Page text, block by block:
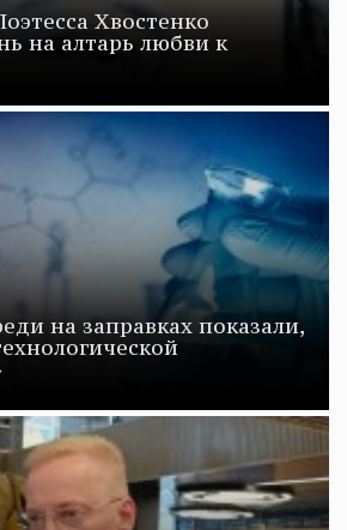
Хвостенко
на алтарь любви к
на заправках показали,